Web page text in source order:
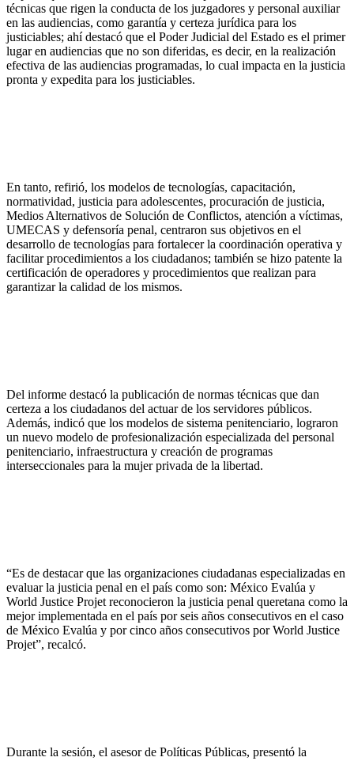
técnicas que rigen la conducta de los juzgadores y personal auxiliar
en las audiencias, como garantía y certeza jurídica para los
justiciables; ahí destacó que el Poder Judicial del Estado es el primer
lugar en audiencias que no son diferidas, es decir, en la realización
efectiva de las audiencias programadas, lo cual impacta en la justicia
pronta y expedita para los justiciables.
En tanto, refirió, los modelos de tecnologías, capacitación,
normatividad, justicia para adolescentes, procuración de justicia,
Medios Alternativos de Solución de Conflictos, atención a víctimas,
UMECAS y defensoría penal, centraron sus objetivos en el
desarrollo de tecnologías para fortalecer la coordinación operativa y
facilitar procedimientos a los ciudadanos; también se hizo patente la
certificación de operadores y procedimientos que realizan para
garantizar la calidad de los mismos.
Del informe destacó la publicación de normas técnicas que dan
certeza a los ciudadanos del actuar de los servidores públicos.
Además, indicó que los modelos de sistema penitenciario, lograron
un nuevo modelo de profesionalización especializada del personal
penitenciario, infraestructura y creación de programas
interseccionales para la mujer privada de la libertad.
“Es de destacar que las organizaciones ciudadanas especializadas en
evaluar la justicia penal en el país como son: México Evalúa y
World Justice Projet reconocieron la justicia penal queretana como la
mejor implementada en el país por seis años consecutivos en el caso
de México Evalúa y por cinco años consecutivos por World Justice
Projet”, recalcó.
Durante la sesión, el asesor de Políticas Públicas, presentó la